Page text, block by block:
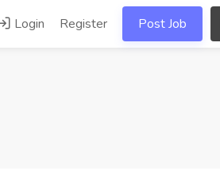
Login Register Post Job